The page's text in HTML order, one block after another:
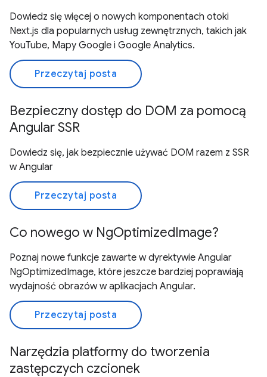
Dowiedz się więcej o nowych komponentach otoki
Next.js dla popularnych usług zewnętrznych, takich jak
YouTube, Mapy Google i Google Analytics.
Przeczytaj posta
Bezpieczny dostęp do DOM za pomocą
Angular SSR
Dowiedz się, jak bezpiecznie używać DOM razem z SSR
w Angular
Przeczytaj posta
Co nowego w NgOptimizedImage?
Poznaj nowe funkcje zawarte w dyrektywie Angular
NgOptimizedImage, które jeszcze bardziej poprawiają
wydajność obrazów w aplikacjach Angular.
Przeczytaj posta
Narzędzia platformy do tworzenia
zastępczych czcionek